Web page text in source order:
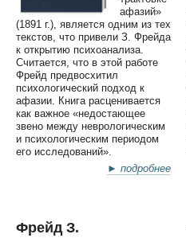
афазий»
(1891 г.), является одним из тех
текстов, что привели З. Фрейда
к открытию психоанализа.
Считается, что в этой работе
Фрейд предвосхитил
психологический подход к
афазии. Книга расценивается
как важное «недостающее
звено между неврологическим
и психологическим периодом
его исследований».
► подробнее
Фрейд З.